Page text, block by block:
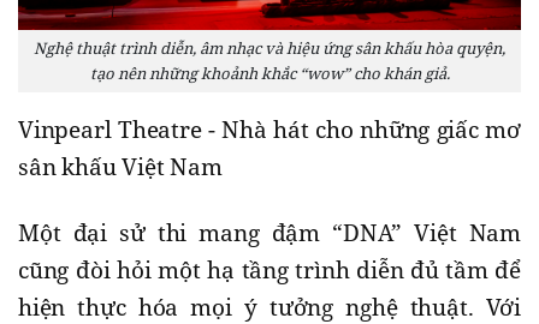
Nghệ thuật trình diễn, âm nhạc và hiệu ứng sân khấu hòa quyện,
tạo nên những khoảnh khắc “wow” cho khán giả.
Vinpearl Theatre - Nhà hát cho những giấc mơ
sân khấu Việt Nam
Một đại sử thi mang đậm “DNA” Việt Nam
cũng đòi hỏi một hạ tầng trình diễn đủ tầm để
hiện thực hóa mọi ý tưởng nghệ thuật. Với